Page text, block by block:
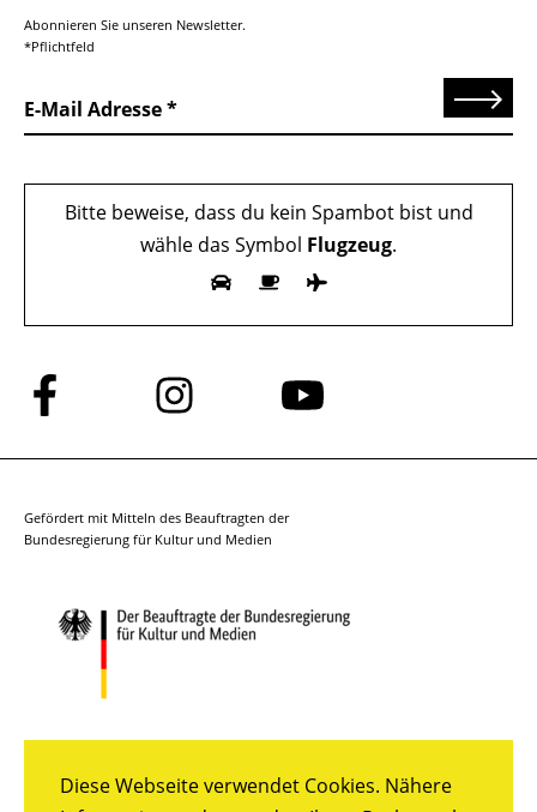
Diese Webseite verwendet Cookies. Nähere
Abonnieren Sie unseren Newsletter.
*Pflichtfeld
E-Mail Adresse Senden
Bitte beweise, dass du kein Spambot bist und
wähle das Symbol Flugzeug.
Folge
uns
auf
Folge
uns
auf
Folge
auf
Gefördert mit Mitteln des Beauftragten der
Bundesregierung für Kultur und Medien